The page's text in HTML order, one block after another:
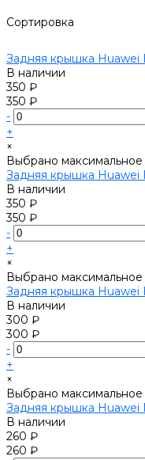
Сортировка
Задняя крышка Huawei
В наличии
350 ₽
350 ₽
-
+
×
Выбрано максимальное
Задняя крышка Huawei
В наличии
350 ₽
350 ₽
-
+
×
Выбрано максимальное
Задняя крышка Huawei
В наличии
300 ₽
300 ₽
-
+
×
Выбрано максимальное
Задняя крышка Huawei
В наличии
260 ₽
260 ₽